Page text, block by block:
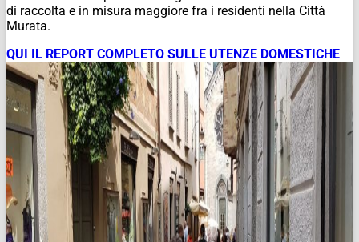
di raccolta e in misura maggiore fra i residenti nella Città
Murata.
QUI IL REPORT COMPLETO SULLE UTENZE DOMESTICHE